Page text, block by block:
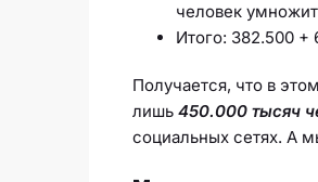
человек
Итого: 382.500 +
Получается, что в
лишь 450.000 тысяч
социальных сетях. А